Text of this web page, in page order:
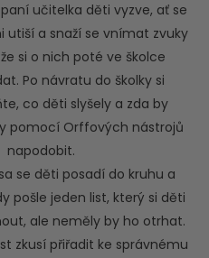
učitelka děti vyzve, ať se
utiší a snaží se vnímat zvuky
si o nich poté ve školce
Po návratu do školky si
co děti slyšely a zda by
pomocí Orffových nástrojů
napodobit.
se děti posadí do kruhu a
pošle jeden list, který si děti
ale neměly by ho otrhat.
zkusí přiřadit ke správnému